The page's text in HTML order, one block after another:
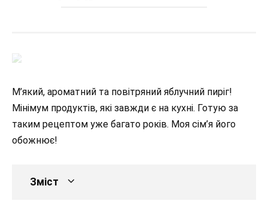
М’який, ароматний та повітряний яблучний пиріг!
Мінімум продуктів, які завжди є на кухні. Готую за
таким рецептом уже багато років. Моя сім’я його
обожнює!
Зміст